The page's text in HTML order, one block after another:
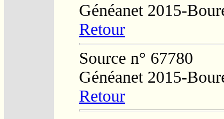
Généanet 2015-
Retour
Source n° 67780
Généanet 2015-
Retour